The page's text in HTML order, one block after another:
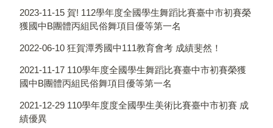
2023-11-15 賀! 112學年度全國學生舞蹈比賽臺中市初賽榮
獲國中B團體丙組民俗舞項目優等第一名
2022-06-10 狂賀潭秀國中111教育會考 成績斐然！
2021-11-17 110學年度全國學生舞蹈比賽臺中市初賽榮獲
國中B團體丙組民俗舞項目優等第一名
2021-12-29 110學年度度全國學生美術比賽臺中市初賽 成
績優異